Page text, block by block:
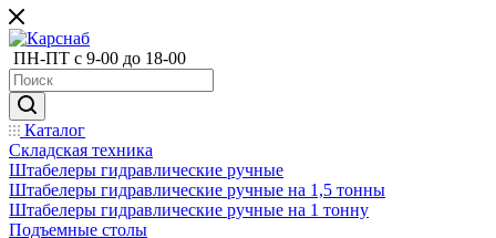
ПН-ПТ с 9-00 до 18-00
Каталог
Складская техника
Штабелеры гидравлические ручные
Штабелеры гидравлические ручные на 1,5 тонны
Штабелеры гидравлические ручные на 1 тонну
Подъемные столы